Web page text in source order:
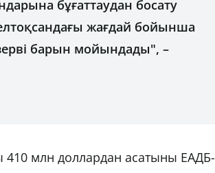
бұғаттаудан босату
жағдай бойынша
барын мойындады", –
410 млн доллардан асатыны ЕАДБ-